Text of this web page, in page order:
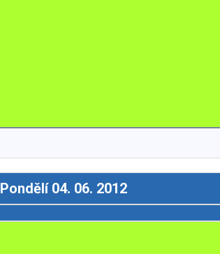
Pondělí 04. 06. 2012